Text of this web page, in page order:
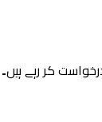
کر رہے ہیں۔